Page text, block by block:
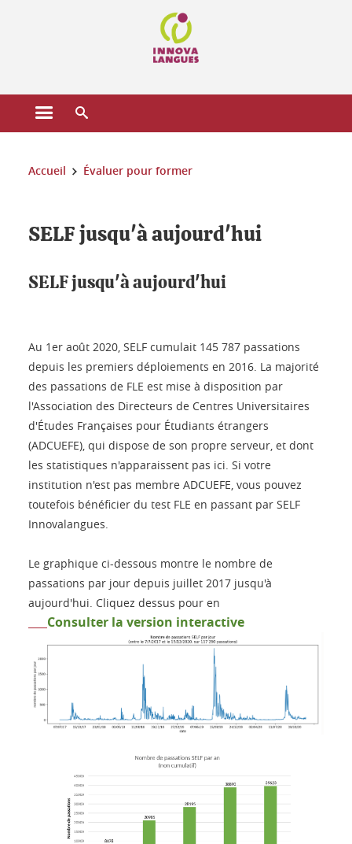
Ouvrir le menu principal
Vous êtes ici :
Accueil Évaluer pour former
SELF jusqu'à aujourd'hui
SELF jusqu'à aujourd'hui
Au 1er août 2020, SELF cumulait 145 787 passations
depuis les premiers déploiements en 2016. La majorité
des passations de FLE est mise à disposition par
l'Association des Directeurs de Centres Universitaires
d'Études Françaises pour Étudiants étrangers
(ADCUEFE), qui dispose de son propre serveur, et dont
les statistiques n'apparaissent pas ici. Si votre
institution n'est pas membre ADCUEFE, vous pouvez
toutefois bénéficier du test FLE en passant par SELF
Innovalangues.
Le graphique ci-dessous montre le nombre de
passations par jour depuis juillet 2017 jusqu'à
aujourd'hui. Cliquez dessus pour en
Consulter la version interactive